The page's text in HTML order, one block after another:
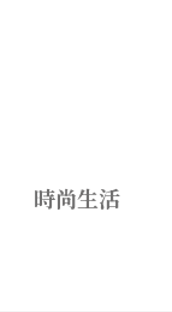
時尚生活